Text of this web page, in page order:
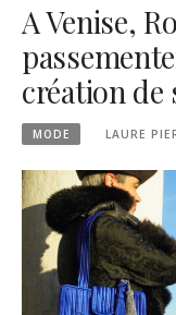
A Venise,
création de
MODE LAURE